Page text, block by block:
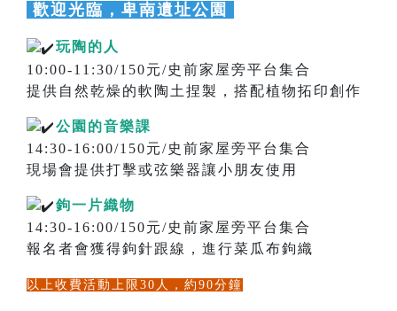
歡迎光臨，卑南遺址公園
玩陶的人
10:00-11:30/150元/史前家屋旁平台集合
提供自然乾燥的軟陶土捏製，搭配植物拓印創作
公園的音樂課
14:30-16:00/150元/史前家屋旁平台集合
現場會提供打擊或弦樂器讓小朋友使用
鉤一片織物
14:30-16:00/150元/史前家屋旁平台集合
報名者會獲得鉤針跟線，進行菜瓜布鉤織
以上收費活動上限30人，約90分鐘